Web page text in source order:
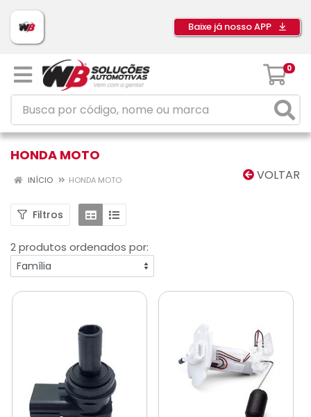
Baixe já nosso APP
0
HONDA MOTO
VOLTAR
INÍCIO HONDA MOTO
Filtros
2 produtos ordenados por: